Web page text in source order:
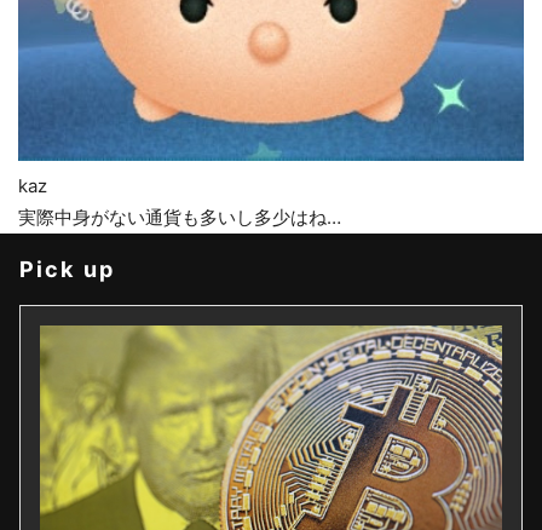
kaz
実際中身がない通貨も多いし多少はね…
Pick up